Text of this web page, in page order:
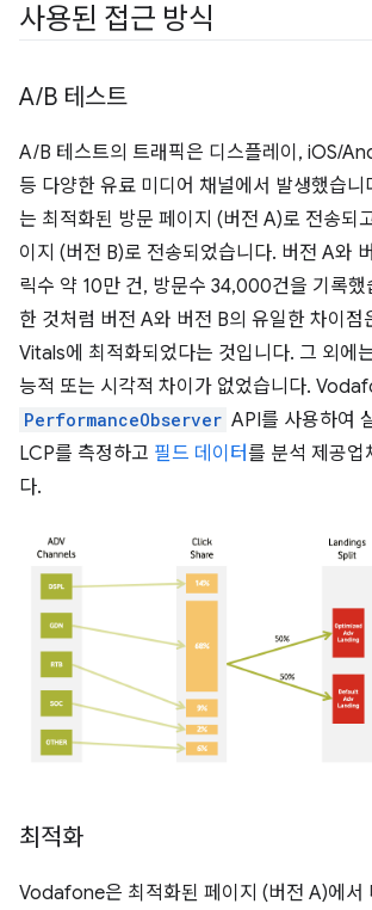
사용된 접근 방식
A/B 테스트
A/B 테스트의 트래픽은 디스플레이, iOS/
등 다양한 유료 미디어 채널에서 발생했습
는 최적화된 방문 페이지 (버전 A)로 전송되
이지 (버전 B)로 전송되었습니다. 버전 A와
릭수 약 10만 건, 방문수 34,000건을 기록했
한 것처럼 버전 A와 버전 B의 유일한 차이
Vitals에 최적화되었다는 것입니다. 그 외에
능적 또는 시각적 차이가 없었습니다.
PerformanceObserver API를 사용하여
LCP를 측정하고 필드 데이터를 분석 제공업
다.
최적화
Vodafone은 최적화된 페이지 (버전 A)에서